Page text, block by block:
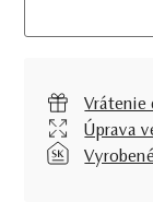
Vrátenie
Úprava